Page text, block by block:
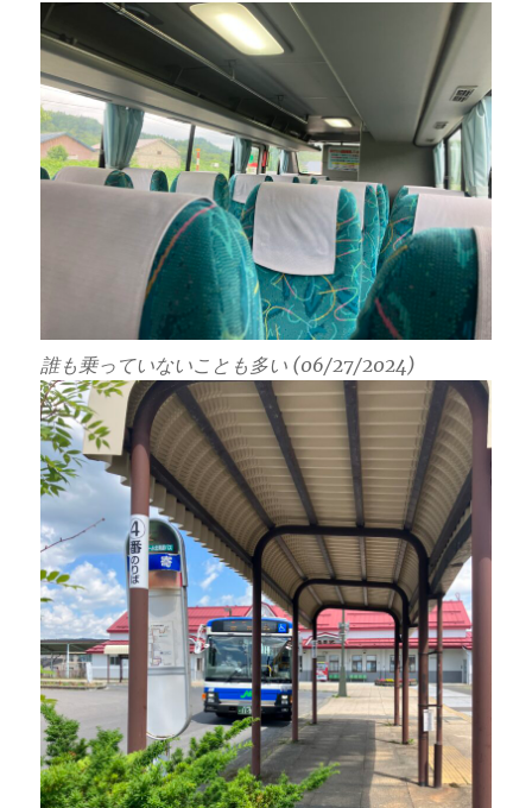
誰も乗っていないことも多い (06/27/2024)